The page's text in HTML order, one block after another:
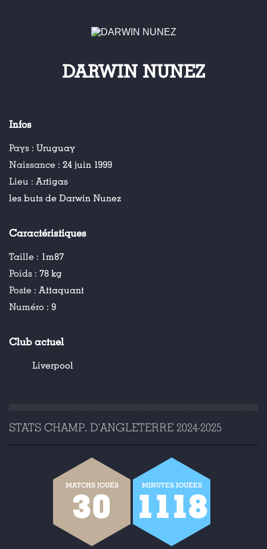
DARWIN NUNEZ
Infos
Pays : Uruguay
Naissance : 24 juin 1999
Lieu : Artigas
les buts de Darwin Nunez
Caractéristiques
Taille : 1m87
Poids : 78 kg
Poste : Attaquant
Numéro : 9
Club actuel
Liverpool
STATS CHAMP. D'ANGLETERRE 2024-2025
MATCHS JOUÉS
30
MINUTES JOUÉES
1118